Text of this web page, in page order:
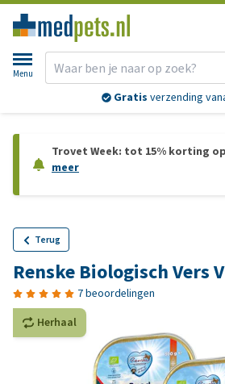
Menu
Gratis verzending
Trovet Week: tot 15% korting
meer
Terug
Renske Biologisch Vers
7 beoordelingen
Herhaal